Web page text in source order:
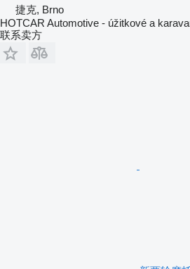
捷克, Brno
HOTCAR Automotive - úžitkové a
联系卖方